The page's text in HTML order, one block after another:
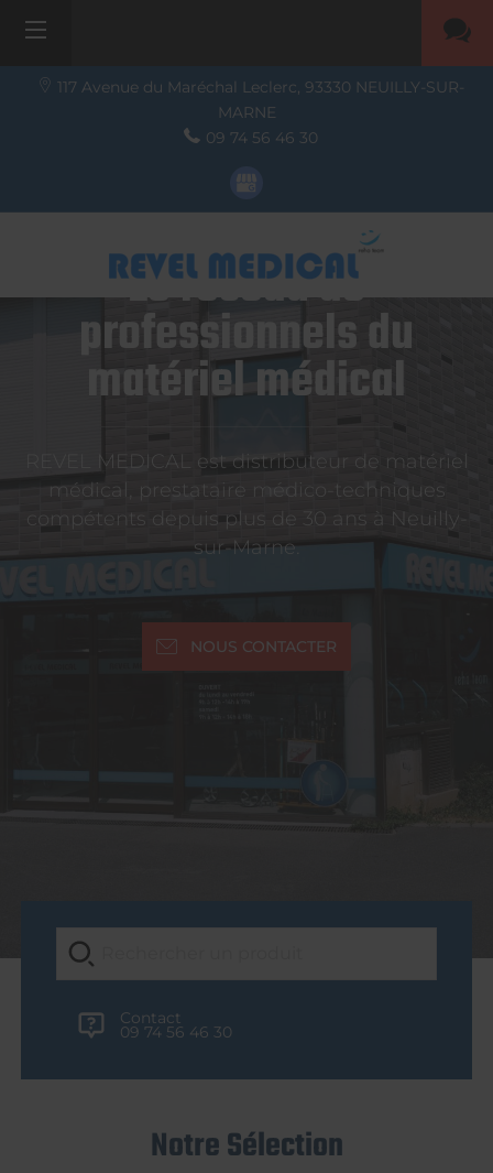
117 Avenue du Maréchal Leclerc, 93330 NEUILLY-SUR-
MARNE
09 74 56 46 30
Le réseau de
professionnels du
matériel médical
REVEL MEDICAL est distributeur de matériel
médical, prestataire médico-techniques
compétents depuis plus de 30 ans à Neuilly-
sur-Marne.
NOUS CONTACTER
Contact
09 74 56 46 30
Notre Sélection